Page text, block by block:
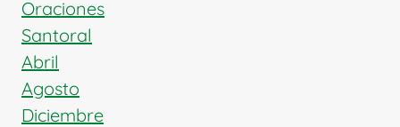
Oraciones
Santoral
Abril
Agosto
Diciembre